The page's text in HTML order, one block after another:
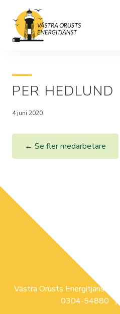
Om föreningen
Elnät
Driftinformation
Kundtjänst
Nyheter
PER HEDLUND
4 juni 2020
← Se fler medarbetare
Västra Orusts Energitjänst |
0304-54880 |